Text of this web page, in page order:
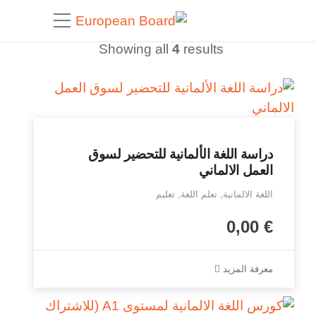
Showing all 4results
دراسة اللغة الألمانية للتحضير لسوق
العمل الالماني
اللغة الالمانية, تعلم اللغة, تعليم
€
0,00
معرفة المزيد